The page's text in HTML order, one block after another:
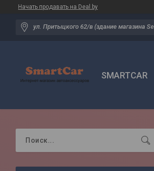
Начать продавать на Deal.by
ул. Притыцкого 62/в (здание магазина
SMARTCAR